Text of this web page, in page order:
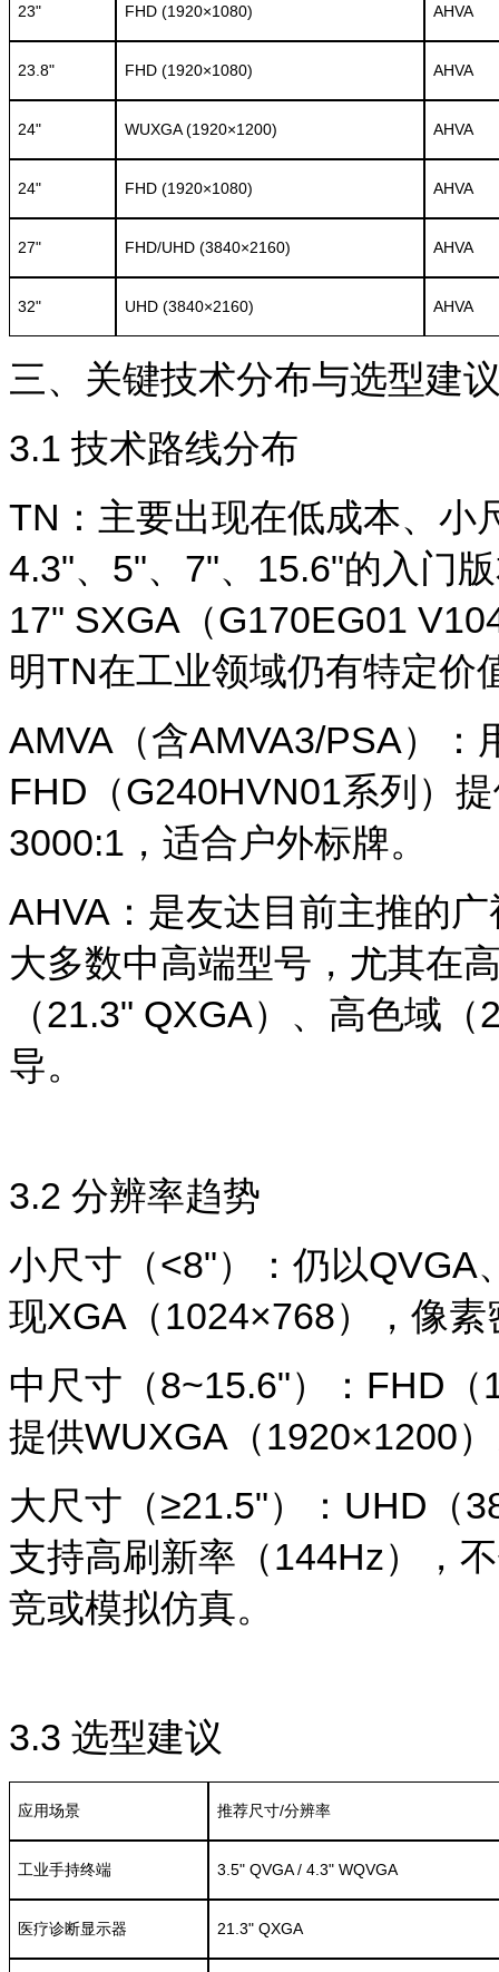
23" FHD (1920×1080) AHVA
23.8" FHD (1920×1080) AHVA
24" WUXGA (1920×1200) AHVA
24" FHD (1920×1080) AHVA
27" FHD/UHD (3840×2160) AHVA
32" UHD (3840×2160) AHVA
三、关键技术分布与选型建
3.1 技术路线分布
TN ：主要出现在低成本、
4.3"、5"、7"、15.6"的入门
17" SXGA（G170EG01
明TN在工业领域仍有特定价
AMVA （含AMVA3/PSA）
FHD（G240HVN01系列）
3000:1，适合户外标牌。
AHVA ：是友达目前主推的
大多数中高端型号，尤其在
（21.3" QXGA）、高色域
导。
3.2 分辨率趋势
小尺寸（<8"）：仍以QVGA
现XGA（1024×768），像素
中尺寸（8~15.6"）：FHD
提供WUXGA（1920×1200
大尺寸（≥21.5"）：UHD（
支持高刷新率（144Hz），
竞或模拟仿真。
3.3 选型建议
应用场景 推荐尺寸/分辨率
工业手持终端 3.5" QVGA / 4.3" WQVGA
医疗诊断显示器 21.3" QXGA